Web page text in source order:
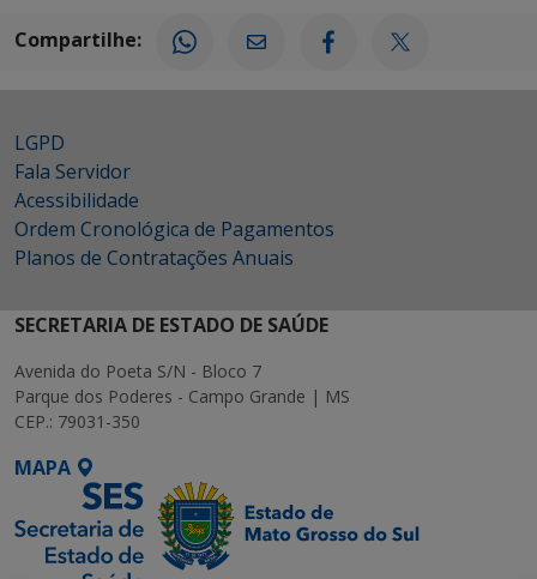
Compartilhe:
LGPD
Fala Servidor
Acessibilidade
Ordem Cronológica de Pagamentos
Planos de Contratações Anuais
SECRETARIA DE ESTADO DE SAÚDE
Avenida do Poeta S/N - Bloco 7
Parque dos Poderes - Campo Grande | MS
CEP.: 79031-350
MAPA